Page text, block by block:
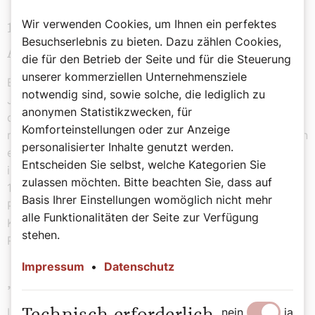
1,5 Millionen Christen in Saudi-
Arabien
Er würdigte auch die Entwicklung der vergangenen
Jahre bzw. die Schritte der Öffnung in Saudi-Arabien,
die es u. a. den Katholiken ermögliche, „in aller Stille
miteinander zu beten und Gott zu ehren“, wie Schönborn
es wörtlich formulierte. Die bis zu 1,5 Millionen Christen
im streng islamisch geprägten Saudi-Arabien sind zu
100 Prozent Migranten, viele stammen von den
Philippinen, aus Sri Lanka, Indien oder auch Pakistan.
Kirchen gibt es nicht. Gottesdienste im kleinen, privaten
Rahmen sind inzwischen möglich.
„Haltet an eurem Glauben fest“
Wir verwenden Cookies, um Ihnen ein perfektes
Besuchserlebnis zu bieten. Dazu zählen Cookies,
die für den Betrieb der Seite und für die Steuerung
unserer kommerziellen Unternehmensziele
notwendig sind, sowie solche, die lediglich zu
anonymen Statistikzwecken, für
Komforteinstellungen oder zur Anzeige
personalisierter Inhalte genutzt werden.
Entscheiden Sie selbst, welche Kategorien Sie
zulassen möchten. Bitte beachten Sie, dass auf
Basis Ihrer Einstellungen womöglich nicht mehr
alle Funktionalitäten der Seite zur Verfügung
stehen.
Impressum • Datenschutz
nein ja